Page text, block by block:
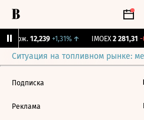
Бирж. 12,239 +1,31%↑ IMOEX 2 281,31 -
Ситуация на топливном рынке:
Подписка
Реклама